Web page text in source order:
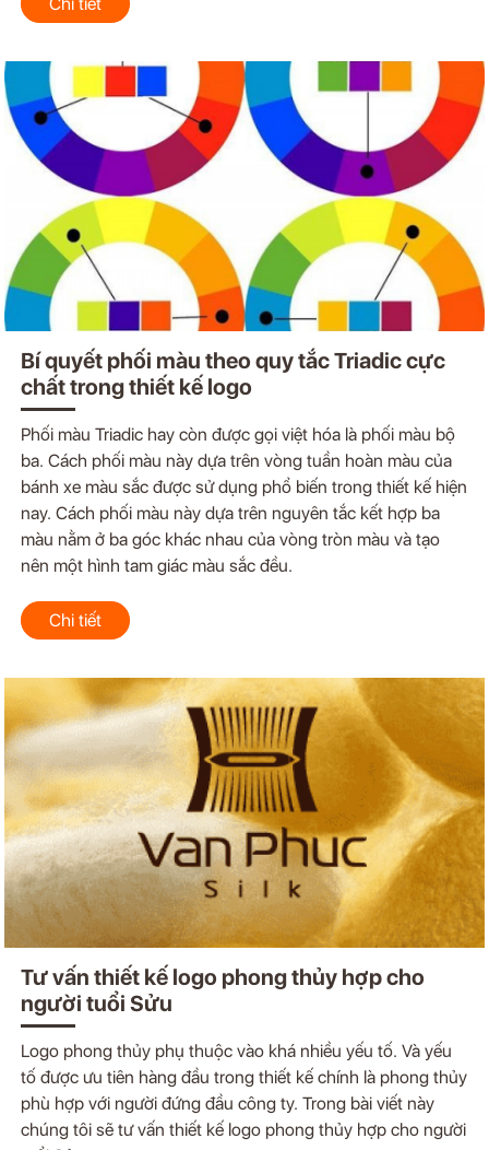
Bí quyết phối màu theo quy tắc Triadic cực
chất trong thiết kế logo
Phối màu Triadic hay còn được gọi việt hóa là phối màu bộ
ba. Cách phối màu này dựa trên vòng tuần hoàn màu của
bánh xe màu sắc được sử dụng phổ biến trong thiết kế hiện
nay. Cách phối màu này dựa trên nguyên tắc kết hợp ba
màu nằm ở ba góc khác nhau của vòng tròn màu và tạo
nên một hình tam giác màu sắc đều.
Chi tiết
Tư vấn thiết kế logo phong thủy hợp cho
người tuổi Sửu
Logo phong thủy phụ thuộc vào khá nhiều yếu tố. Và yếu
tố được ưu tiên hàng đầu trong thiết kế chính là phong thủy
phù hợp với người đứng đầu công ty. Trong bài viết này
chúng tôi sẽ tư vấn thiết kế logo phong thủy hợp cho người